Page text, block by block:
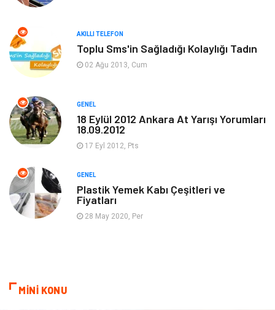
Dekorasyon Tatil
Makine
Güzellik & Bakım
Organizasyon
Hizmet
Aksesuar
AKILLI TELEFON
Toplu Sms'in Sağladığı Kolaylığı Tadın
02 Ağu 2013, Cum
GENEL
18 Eylül 2012 Ankara At Yarışı Yorumları
18.09.2012
17 Eyl 2012, Pts
GENEL
Plastik Yemek Kabı Çeşitleri ve
Fiyatları
28 May 2020, Per
MİNİ KONU